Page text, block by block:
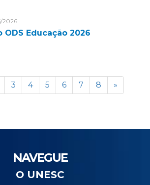
2026
ODS Educação 2026
3 4 5 6 7 8 »
NAVEGUE
O UNESC